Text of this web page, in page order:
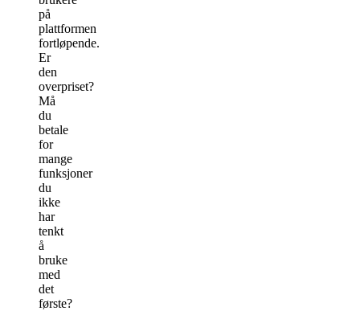
på
plattformen
fortløpende.
Er
den
overpriset?
Må
du
betale
for
mange
funksjoner
du
ikke
har
tenkt
å
bruke
med
det
første?